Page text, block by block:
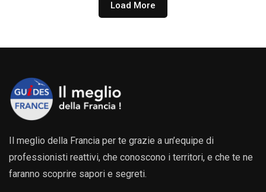
Load More
Il meglio della Francia per te grazie a un’equipe di
professionisti reattivi, che conoscono i territori, e che te ne
faranno scoprire sapori e segreti.